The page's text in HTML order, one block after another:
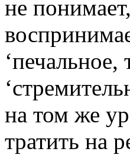
не
на том же
тратить на